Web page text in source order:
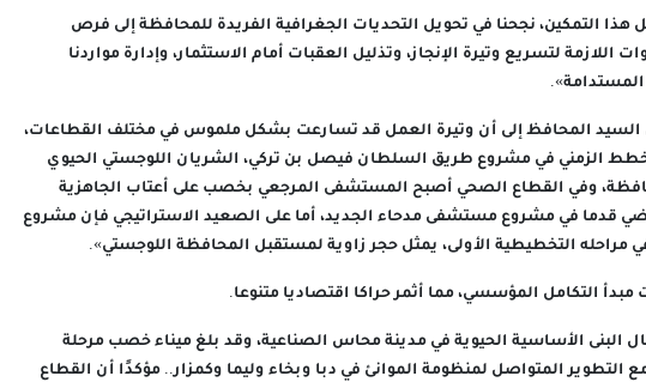
التمكين، نجحنا في تحويل التحديات الجغرافية الفريدة للمحافظة إلى فرص
اللازمة لتسريع وتيرة الإنجاز، وتذليل العقبات أمام الاستثمار، وإدارة مواردنا
المستدامة».
السيد المحافظ إلى أن وتيرة العمل قد تسارعت بشكل ملموس في مختلف القطاعات،
الزمني في مشروع طريق السلطان فيصل بن تركي، الشريان اللوجستي الحيوي
وفي القطاع الصحي أصبح المستشفى المرجعي بخصب على أعتاب الجاهزية
قدما في مشروع مستشفى مدحاء الجديد، أما على الصعيد الاستراتيجي فإن مشروع
مراحله التخطيطية الأولى، يمثل حجر زاوية لمستقبل المحافظة اللوجستي».
التكامل المؤسسي، مما أثمر حراكا اقتصاديا متنوعا.
البنى الأساسية الحيوية في مدينة محاس الصناعية، وقد بلغ ميناء خصب مرحلة
التطوير المتواصل لمنظومة الموانئ في دبا وبخاء وليما وكمزار.. مؤكدًا أن القطاع